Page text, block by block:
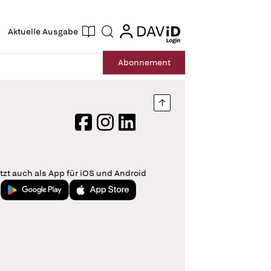
Aktuelle Ausgabe Suche login
login
Abonnement
Nach oben springen
FacebookInstagram
LinkedIn
auch als App für iOS und Android
Jetzt bei Google PlayLaden im App Store